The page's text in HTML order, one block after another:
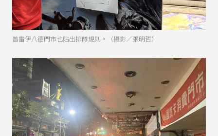
普雷伊八德門市也貼出排隊規則。（攝影／張明哲）